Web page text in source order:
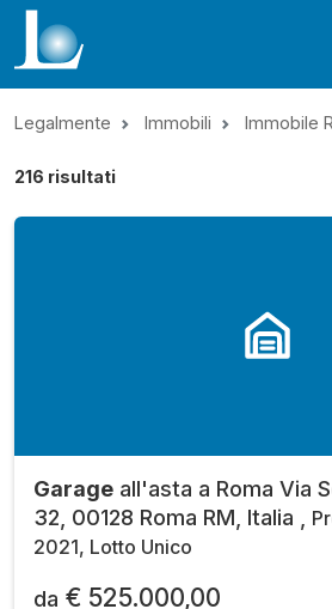
Legalmente Immobili Immobile
216 risultati
Garage all'asta a Roma Via
32, 00128 Roma RM, Italia ,
2021, Lotto Unico
da € 525.000,00